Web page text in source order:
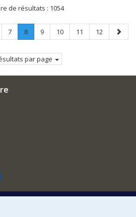
de résultats : 1054
Page
7 Page
8.
Page
Page
9 Page
10 Page
11 Page
12
Page
par page